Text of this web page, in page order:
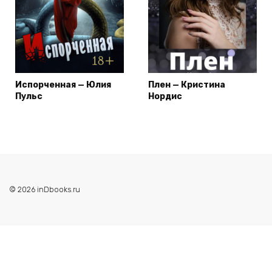
Испорченная — Юлия
Пульс
Плен — Кристина
Нордис
© 2026 inDbooks.ru